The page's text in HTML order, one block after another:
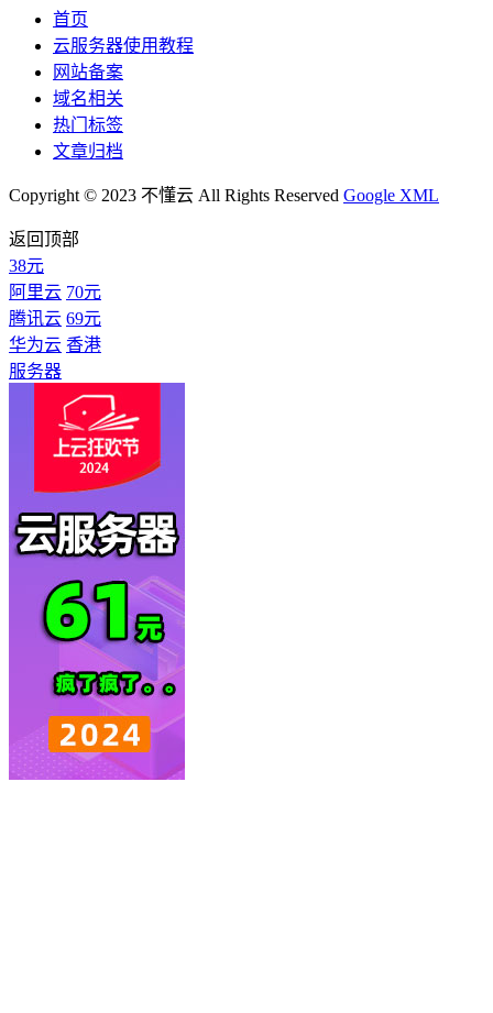
首页
云服务器使用教程
网站备案
域名相关
热门标签
文章归档
Copyright © 2023 不懂云 All Rights Reserved Google XML
返回顶部
38元
阿里云 70元
腾讯云 69元
华为云 香港
服务器